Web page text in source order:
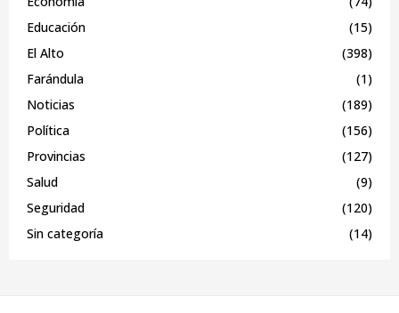
Educación
(15)
El Alto
(398)
Farándula
(1)
Noticias
(189)
Política
(156)
Provincias
(127)
Salud
(9)
Seguridad
(120)
Sin categoría
(14)